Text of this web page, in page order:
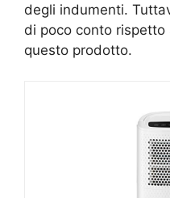
degli indumenti.
di poco conto
questo prodotto.